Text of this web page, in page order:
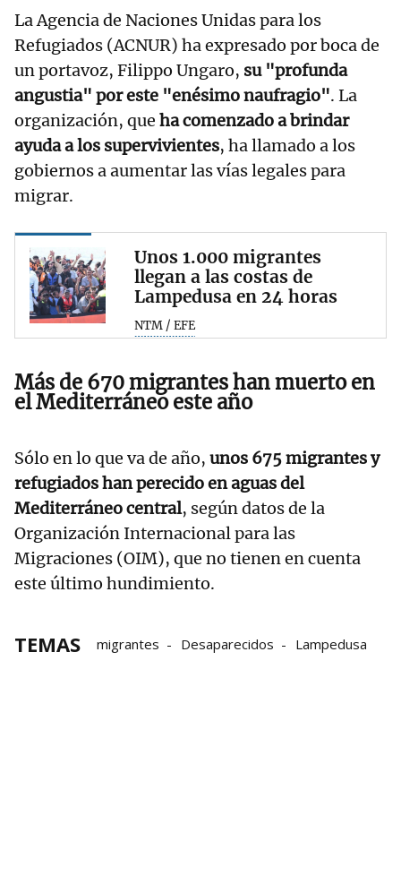
La Agencia de Naciones Unidas para los
Refugiados (ACNUR) ha expresado por boca de
un portavoz, Filippo Ungaro, su "profunda
angustia" por este "enésimo naufragio". La
organización, que ha comenzado a brindar
ayuda a los supervivientes, ha llamado a los
gobiernos a aumentar las vías legales para
migrar.
Unos 1.000 migrantes
llegan a las costas de
Lampedusa en 24 horas
NTM / EFE
Más de 670 migrantes han muerto en
el Mediterráneo este año
Sólo en lo que va de año, unos 675 migrantes y
refugiados han perecido en aguas del
Mediterráneo central, según datos de la
Organización Internacional para las
Migraciones (OIM), que no tienen en cuenta
este último hundimiento.
TEMAS migrantes Desaparecidos Lampedusa